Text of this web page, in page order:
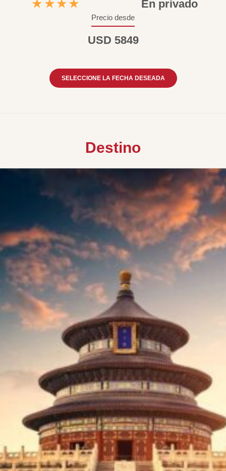
★★★★ En privado
Precio desde
USD 5849
SELECCIONE LA FECHA DESEADA
Destino